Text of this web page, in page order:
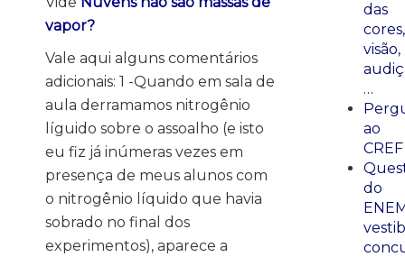
vapor?
Vale aqui alguns comentários
adicionais: 1 -Quando em sala de
aula derramamos nitrogênio
líguido sobre o assoalho (e isto
eu fiz já inúmeras vezes em
presença de meus alunos com
o nitrogênio líquido que havia
sobrado no final dos
experimentos), aparece a
das
cores,
visão,
…
ao
CREF
do